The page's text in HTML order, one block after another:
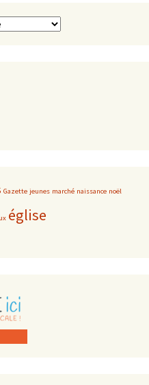
Gazette jeunes marché naissance noël
église